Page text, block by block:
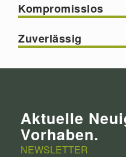
Kompromisslos
Zuverlässig
Aktuelle
Vorhaben.
NEWSLETTER